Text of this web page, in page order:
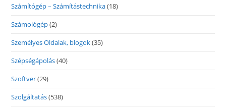
Számítógép – Számítástechnika(18)
Számológép(2)
Személyes Oldalak, blogok(35)
Szépségápolás(40)
Szoftver(29)
Szolgáltatás(538)